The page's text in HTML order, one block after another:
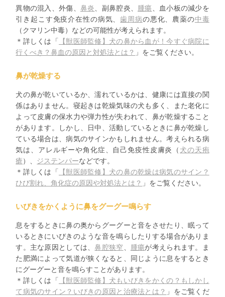
異物の混入、外傷、 鼻炎 、副鼻腔炎、 腫瘍 、血小板の減少を
引き起こす免疫介在性の病気、歯周病の悪化、農薬の中毒
（クマリン中毒）などの可能性が考えられます。
＊詳しくは「
【獣医師監修】犬の鼻から血が！今すぐ病院に
行くべき？鼻血の原因と対処法とは？ 」をご覧ください。
鼻が乾燥する
犬の鼻が乾いているか、濡れているかは、健康には直接の関
係はありません。寝起きは乾燥気味の犬も多く、また老化に
よって皮膚の保水力や弾力性が失われて、鼻が乾燥すること
があります。しかし、日中、活動しているときに鼻が乾燥し
ている場合は、病気のサインかもしれません。考えられる病
気は、アレルギーや角化症、自己免疫性皮膚炎（ 犬の天疱
瘡）、 ジステンパーなどです。
＊詳しくは「
【獣医師監修】犬の鼻の乾燥は病気のサイン？
ひび割れ、角化症の原因や対処法とは？ 」をご覧ください。
いびきをかくように鼻をグーグー鳴らす
息をするときに鼻の奥からグーグーと音をさせたり、眠って
いるときにいびきのような音を鳴らしたりする場合がありま
す。主な原因としては、鼻腔狭窄 腫瘍が考えられます。ま
た肥満によって気道が狭くなると、同じように息をするとき
にグーグーと音を鳴らすことがあります。
＊詳しくは「
【獣医師監修】犬もいびきをかくの？もしかし
て病気のサイン？いびきの原因と治療法とは？ 」をご覧くだ